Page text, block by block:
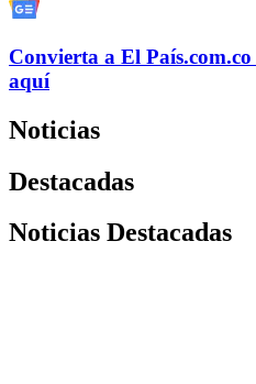
Convierta a El País.com.co
aquí
Noticias
Destacadas
Noticias Destacadas